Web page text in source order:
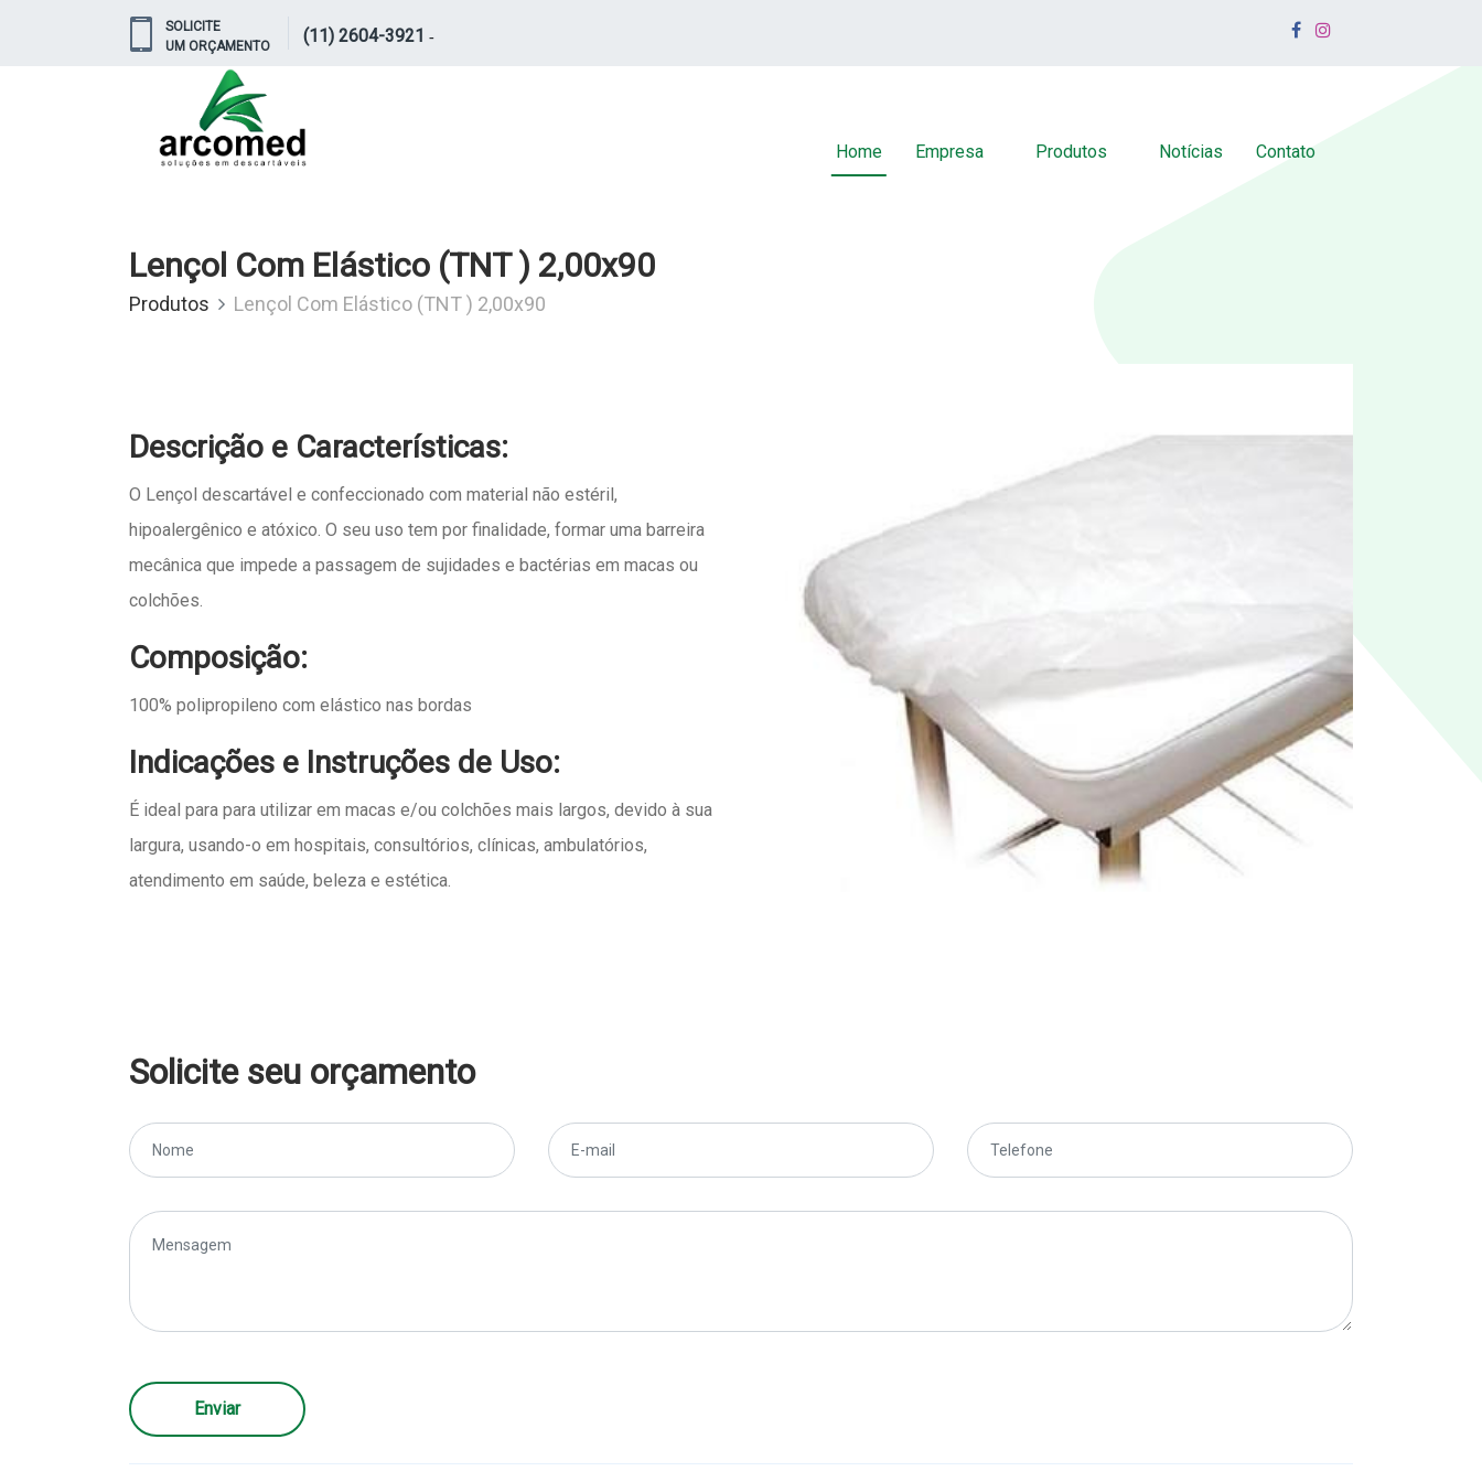
SOLICITE
UM ORÇAMENTO
(11) 2604-3921 -
Home Empresa Produtos Notícias Contato
Lençol Com Elástico (TNT ) 2,00x90
Produtos Lençol Com Elástico (TNT ) 2,00x90
Descrição e Características:
O Lençol descartável e confeccionado com material não estéril,
hipoalergênico e atóxico. O seu uso tem por finalidade, formar uma barreira
mecânica que impede a passagem de sujidades e bactérias em macas ou
colchões.
Composição:
100% polipropileno com elástico nas bordas
Indicações e Instruções de Uso:
É ideal para para utilizar em macas e/ou colchões mais largos, devido à sua
largura, usando-o em hospitais, consultórios, clínicas, ambulatórios,
atendimento em saúde, beleza e estética.
Solicite seu orçamento
Enviar